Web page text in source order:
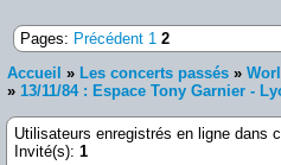
Pages: Précédent 1 2
Accueil » Les concerts passés »
» 13/11/84 : Espace Tony Garnier -
Utilisateurs enregistrés en ligne dans
Invité(s): 1